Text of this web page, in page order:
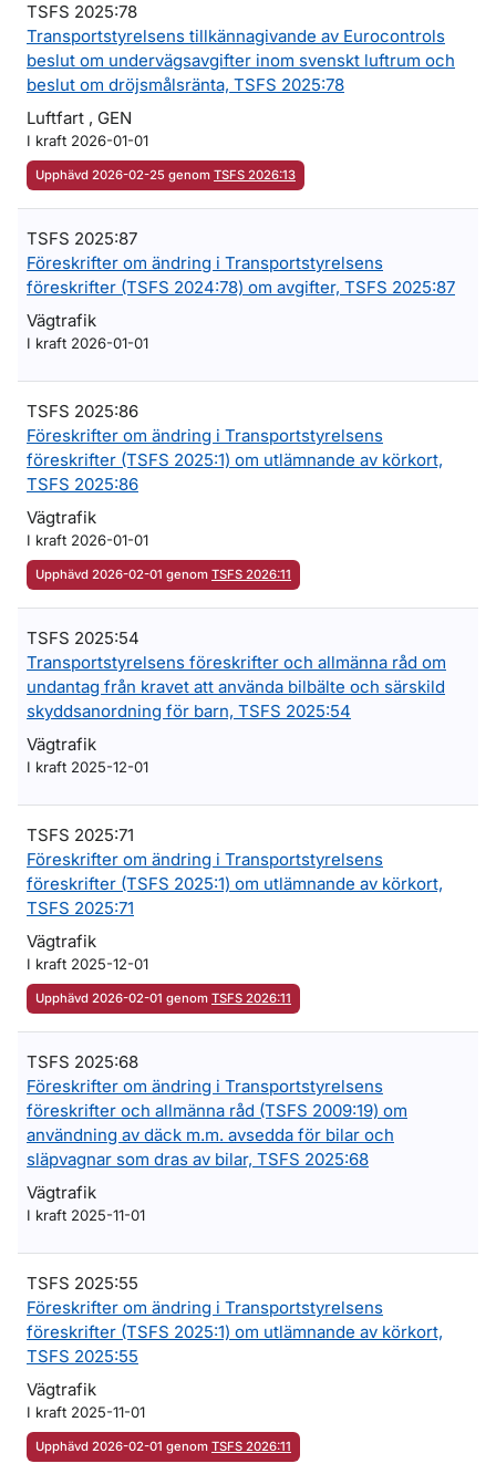
TSFS 2025:78
Transportstyrelsens tillkännagivande av Eurocontrols
beslut om undervägsavgifter inom svenskt luftrum och
beslut om dröjsmålsränta, TSFS 2025:78
Luftfart , GEN
I kraft 2026-01-01
Upphävd 2026-02-25 genom TSFS 2026:13
TSFS 2025:87
Föreskrifter om ändring i Transportstyrelsens
föreskrifter (TSFS 2024:78) om avgifter, TSFS 2025:87
Vägtrafik
I kraft 2026-01-01
TSFS 2025:86
Föreskrifter om ändring i Transportstyrelsens
föreskrifter (TSFS 2025:1) om utlämnande av körkort,
TSFS 2025:86
Vägtrafik
I kraft 2026-01-01
Upphävd 2026-02-01 genom TSFS 2026:11
TSFS 2025:54
Transportstyrelsens föreskrifter och allmänna råd om
undantag från kravet att använda bilbälte och särskild
skyddsanordning för barn, TSFS 2025:54
Vägtrafik
I kraft 2025-12-01
TSFS 2025:71
Föreskrifter om ändring i Transportstyrelsens
föreskrifter (TSFS 2025:1) om utlämnande av körkort,
TSFS 2025:71
Vägtrafik
I kraft 2025-12-01
Upphävd 2026-02-01 genom TSFS 2026:11
TSFS 2025:68
Föreskrifter om ändring i Transportstyrelsens
föreskrifter och allmänna råd (TSFS 2009:19) om
användning av däck m.m. avsedda för bilar och
släpvagnar som dras av bilar, TSFS 2025:68
Vägtrafik
I kraft 2025-11-01
TSFS 2025:55
Föreskrifter om ändring i Transportstyrelsens
föreskrifter (TSFS 2025:1) om utlämnande av körkort,
TSFS 2025:55
Vägtrafik
I kraft 2025-11-01
Upphävd 2026-02-01 genom TSFS 2026:11